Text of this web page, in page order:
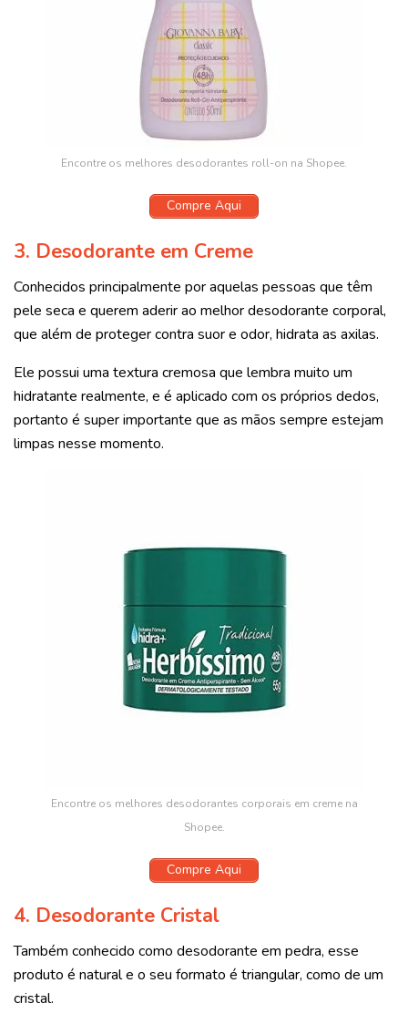
Encontre os melhores desodorantes roll-on na Shopee.
Compre Aqui
3. Desodorante em Creme
Conhecidos principalmente por aquelas pessoas que têm
pele seca e querem aderir ao melhor desodorante corporal,
que além de proteger contra suor e odor, hidrata as axilas.
Ele possui uma textura cremosa que lembra muito um
hidratante realmente, e é aplicado com os próprios dedos,
portanto é super importante que as mãos sempre estejam
limpas nesse momento.
Encontre os melhores desodorantes corporais em creme na
Shopee.
Compre Aqui
4. Desodorante Cristal
Também conhecido como desodorante em pedra, esse
produto é natural e o seu formato é triangular, como de um
cristal.